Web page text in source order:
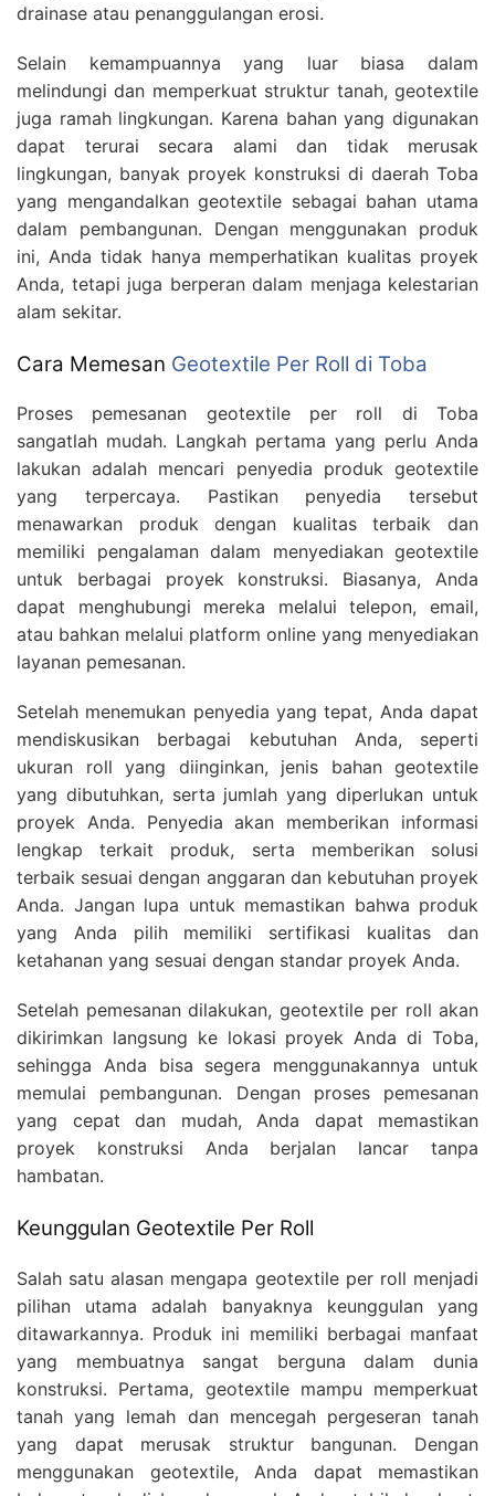
drainase atau penanggulangan erosi.
Selain kemampuannya yang luar biasa dalam
melindungi dan memperkuat struktur tanah, geotextile
juga ramah lingkungan. Karena bahan yang digunakan
dapat terurai secara alami dan tidak merusak
lingkungan, banyak proyek konstruksi di daerah Toba
yang mengandalkan geotextile sebagai bahan utama
dalam pembangunan. Dengan menggunakan produk
ini, Anda tidak hanya memperhatikan kualitas proyek
Anda, tetapi juga berperan dalam menjaga kelestarian
alam sekitar.
Cara Memesan Geotextile Per Roll di Toba
Proses pemesanan geotextile per roll di Toba
sangatlah mudah. Langkah pertama yang perlu Anda
lakukan adalah mencari penyedia produk geotextile
yang terpercaya. Pastikan penyedia tersebut
menawarkan produk dengan kualitas terbaik dan
memiliki pengalaman dalam menyediakan geotextile
untuk berbagai proyek konstruksi. Biasanya, Anda
dapat menghubungi mereka melalui telepon, email,
atau bahkan melalui platform online yang menyediakan
layanan pemesanan.
Setelah menemukan penyedia yang tepat, Anda dapat
mendiskusikan berbagai kebutuhan Anda, seperti
ukuran roll yang diinginkan, jenis bahan geotextile
yang dibutuhkan, serta jumlah yang diperlukan untuk
proyek Anda. Penyedia akan memberikan informasi
lengkap terkait produk, serta memberikan solusi
terbaik sesuai dengan anggaran dan kebutuhan proyek
Anda. Jangan lupa untuk memastikan bahwa produk
yang Anda pilih memiliki sertifikasi kualitas dan
ketahanan yang sesuai dengan standar proyek Anda.
Setelah pemesanan dilakukan, geotextile per roll akan
dikirimkan langsung ke lokasi proyek Anda di Toba,
sehingga Anda bisa segera menggunakannya untuk
memulai pembangunan. Dengan proses pemesanan
yang cepat dan mudah, Anda dapat memastikan
proyek konstruksi Anda berjalan lancar tanpa
hambatan.
Keunggulan Geotextile Per Roll
Salah satu alasan mengapa geotextile per roll menjadi
pilihan utama adalah banyaknya keunggulan yang
ditawarkannya. Produk ini memiliki berbagai manfaat
yang membuatnya sangat berguna dalam dunia
konstruksi. Pertama, geotextile mampu memperkuat
tanah yang lemah dan mencegah pergeseran tanah
yang dapat merusak struktur bangunan. Dengan
menggunakan geotextile, Anda dapat memastikan